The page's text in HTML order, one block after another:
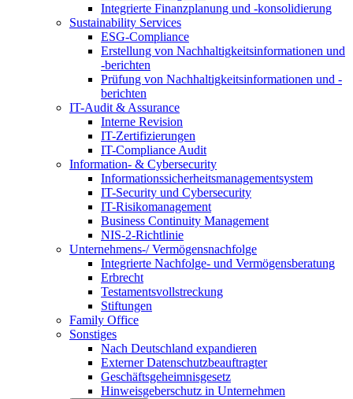
Integrierte Finanzplanung und -konsolidierung
Sustainability Services
ESG-Compliance
Erstellung von Nachhaltigkeitsinformationen und
-berichten
Prüfung von Nachhaltigkeitsinformationen und -
berichten
IT-Audit & Assurance
Interne Revision
IT-Zertifizierungen
IT-Compliance Audit
Information- & Cybersecurity
Informationssicherheitsmanagementsystem
IT-Security und Cybersecurity
IT-Risikomanagement
Business Continuity Management
NIS-2-Richtlinie
Unternehmens-/Vermögensnachfolge
Integrierte Nachfolge- und Vermögensberatung
Erbrecht
Testamentsvollstreckung
Stiftungen
Family Office
Sonstiges
Nach Deutschland expandieren
Externer Datenschutzbeauftragter
Geschäftsgeheimnisgesetz
Hinweisgeberschutz in Unternehmen